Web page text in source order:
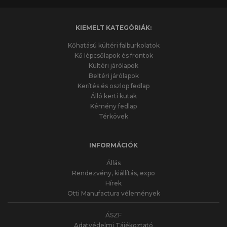
KIEMELT KATEGÓRIÁK:
Kőhatású kültéri falburkolatok
Kő lépcsőlapok és frontok
Kültéri járólapok
Beltéri járólapok
Kerítés és oszlop fedlap
Álló kerti kutak
Kémény fedlap
Térkövek
INFORMÁCIÓK
Állás
Rendezvény, kiállítás, expo
Hírek
Otti Manufactura vélemények
ÁSZF
Adatvédelmi Tájékoztató